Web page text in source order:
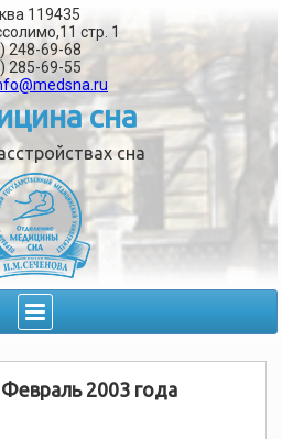
119435
стр. 1
248-69-68
285-69-55
сна
сна
2003 года